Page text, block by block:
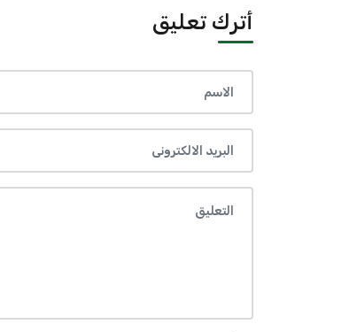
أترك تعليق